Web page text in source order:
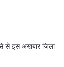
से इस अखबार जिला